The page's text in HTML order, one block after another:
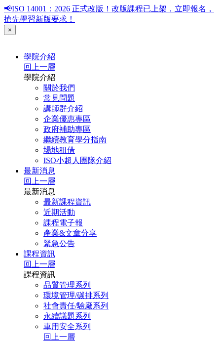
📢ISO 14001：2026 正式改版！改版課程已上架，立即報名，
搶先學習新版要求！
×
學院介紹
回上一層
學院介紹
關於我們
常見問題
講師群介紹
企業優惠專區
政府補助專區
繼續教育學分指南
場地租借
ISO小超人團隊介紹
最新消息
回上一層
最新消息
最新課程資訊
近期活動
課程電子報
產業&文章分享
緊急公告
課程資訊
回上一層
課程資訊
品質管理系列
環境管理/碳排系列
社會責任/驗廠系列
永續議題系列
車用安全系列
回上一層